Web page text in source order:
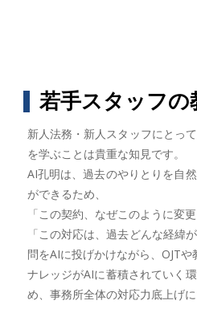
若手スタッフの
新人法務・新人スタッフにとっ
を学ぶことは貴重な知見です。
AI孔明は、過去のやりとりを自
ができるため、
「この契約、なぜこのように変
「この対応は、過去どんな経緯
問をAIに投げかけながら、OJTや
ナレッジがAIに蓄積されていく
め、事務所全体の対応力底上げに